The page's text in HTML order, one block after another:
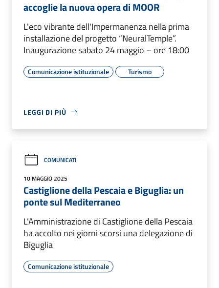
accoglie la nuova opera di MOOR
L'eco vibrante dell'Impermanenza nella prima
installazione del progetto “NeuralTemple”.
Inaugurazione sabato 24 maggio – ore 18:00
Comunicazione istituzionale Turismo
LEGGI DI PIÙ
COMUNICATI
10 MAGGIO 2025
Castiglione della Pescaia e Biguglia: un
ponte sul Mediterraneo
L'Amministrazione di Castiglione della Pescaia
ha accolto nei giorni scorsi una delegazione di
Biguglia
Comunicazione istituzionale